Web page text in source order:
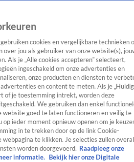
TV Algemeen
Tip
RealityCrimeVideo's
cookies en vergelijkbare technieken
over jou als gebruiker van onze website(s),
Als je „Alle cookies accepteren” selecteert,
ingeschakeld om onze advertenties en
onze producten en diensten te
en content te meten. Als je
of je toestemming intrekt, worden deze
We gebruiken dan enkel
website goed te laten functioneren en veilig te
op ieder moment opnieuw openen om je
in te trekken door op de link Cookie-
webpagina te klikken. Je selecties zullen overal
worden doorgevoerd. Raadpleeg onze
informatie.
Bekijk hier onze Digitale